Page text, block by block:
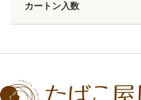
カートン入数